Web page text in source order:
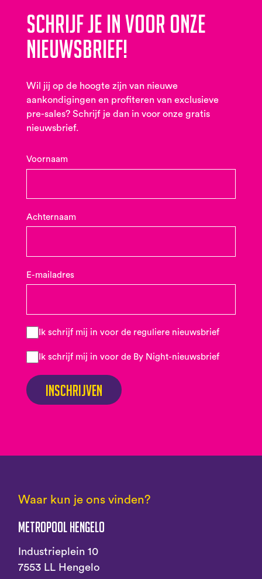
Schrijf je in voor onze
nieuwsbrief!
Wil jij op de hoogte zijn van nieuwe
aankondigingen en profiteren van exclusieve
pre-sales? Schrijf je dan in voor onze gratis
nieuwsbrief.
Voornaam
Achternaam
E-mailadres
Ik schrijf mij in voor de reguliere nieuwsbrief
Ik schrijf mij in voor de By Night-nieuwsbrief
Inschrijven
Waar kun je ons vinden?
Metropool Hengelo
Industrieplein 10
7553 LL Hengelo